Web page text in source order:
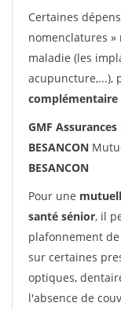
Certaines
nomenclatures
maladie (les
acupuncture,...),
complémentaire
GMF
BESANCON
BESANCON
Pour une
santé sénior, il
plafonnement
sur certaines
optiques,
l'absence de